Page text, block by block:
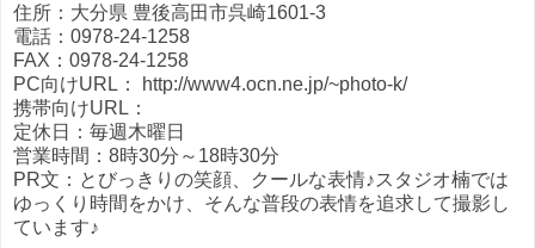
住所：大分県 豊後高田市呉崎1601-3
電話：0978-24-1258
FAX：0978-24-1258
PC向けURL： http://www4.ocn.ne.jp/~photo-k/
携帯向けURL：
定休日：毎週木曜日
営業時間：8時30分～18時30分
PR文：とびっきりの笑顔、クールな表情♪スタジオ楠では
ゆっくり時間をかけ、そんな普段の表情を追求して撮影し
ています♪